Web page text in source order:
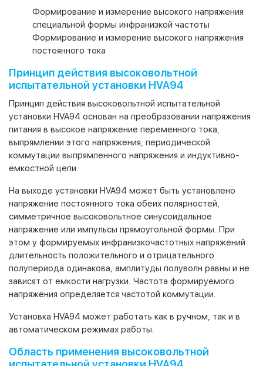
Формирование и измерение высокого напряжения
специальной формы инфранизкой частоты
Формирование и измерение высокого напряжения
постоянного тока
Принцип действия высоковольтной
испытательной установки HVA94
Принцип действия высоковольтной испытательной
установки HVA94 основан на преобразовании напряжения
питания в высокое напряжение переменного тока,
выпрямлении этого напряжения, периодической
коммутации выпрямленного напряжения и индуктивно-
емкостной цепи.
На выходе установки HVA94 может быть установлено
напряжение постоянного тока обеих полярностей,
симметричное высоковольтное синусоидальное
напряжение или импульсы прямоугольной формы. При
этом у формируемых инфранизкочастотных напряжений
длительность положительного и отрицательного
полупериода одинакова, амплитуды полуволн равны и не
зависят от емкости нагрузки. Частота формируемого
напряжения определяется частотой коммутации.
Установка HVA94 может работать как в ручном, так и в
автоматическом режимах работы.
Область применения высоковольтной